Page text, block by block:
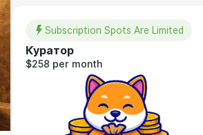
Subscription Spots Are Limited
Куратор
$258 per month